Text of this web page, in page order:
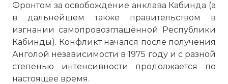
Фронтом за освобождение анклава Кабинда (а
в дальнейшем также правительством в
изгнании самопровозглашённой Республики
Кабинды). Конфликт начался после получения
Анголой независимости в 1975 году и с разной
степенью интенсивности продолжается по
настоящее время.